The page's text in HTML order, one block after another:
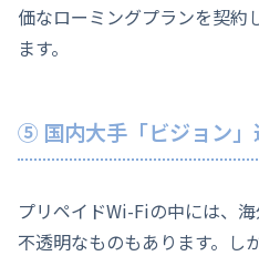
価なローミングプランを契約
ます。
⑤ 国内大手「ビジョン
プリペイドWi-Fiの中には、
不透明なものもあります。し